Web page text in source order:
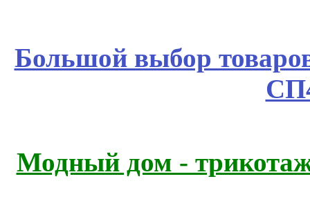
Большой выбор
Модный дом -